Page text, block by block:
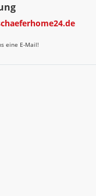
eine E-Mail!